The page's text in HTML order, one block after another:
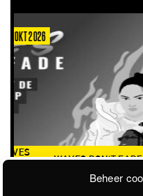
Beheer
ZA 6 MRT 2027